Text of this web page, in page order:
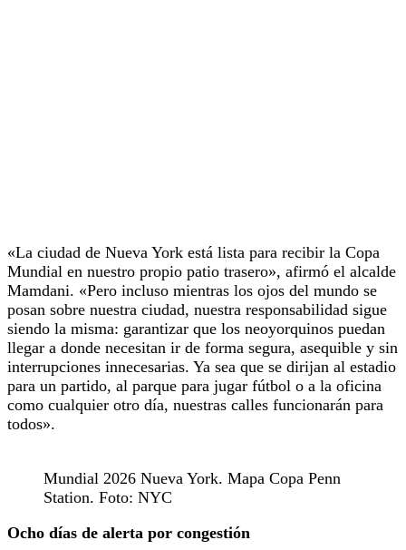
«La ciudad de Nueva York está lista para recibir la Copa
Mundial en nuestro propio patio trasero», afirmó el alcalde
Mamdani. «Pero incluso mientras los ojos del mundo se
posan sobre nuestra ciudad, nuestra responsabilidad sigue
siendo la misma: garantizar que los neoyorquinos puedan
llegar a donde necesitan ir de forma segura, asequible y sin
interrupciones innecesarias. Ya sea que se dirijan al estadio
para un partido, al parque para jugar fútbol o a la oficina
como cualquier otro día, nuestras calles funcionarán para
todos».
Mundial 2026 Nueva York. Mapa Copa Penn
Station. Foto: NYC
Ocho días de alerta por congestión